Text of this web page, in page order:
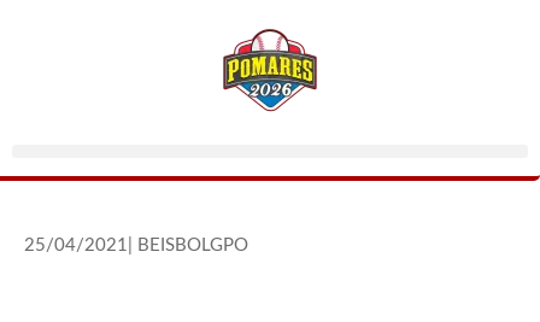
25/04/2021 BEISBOLGPO